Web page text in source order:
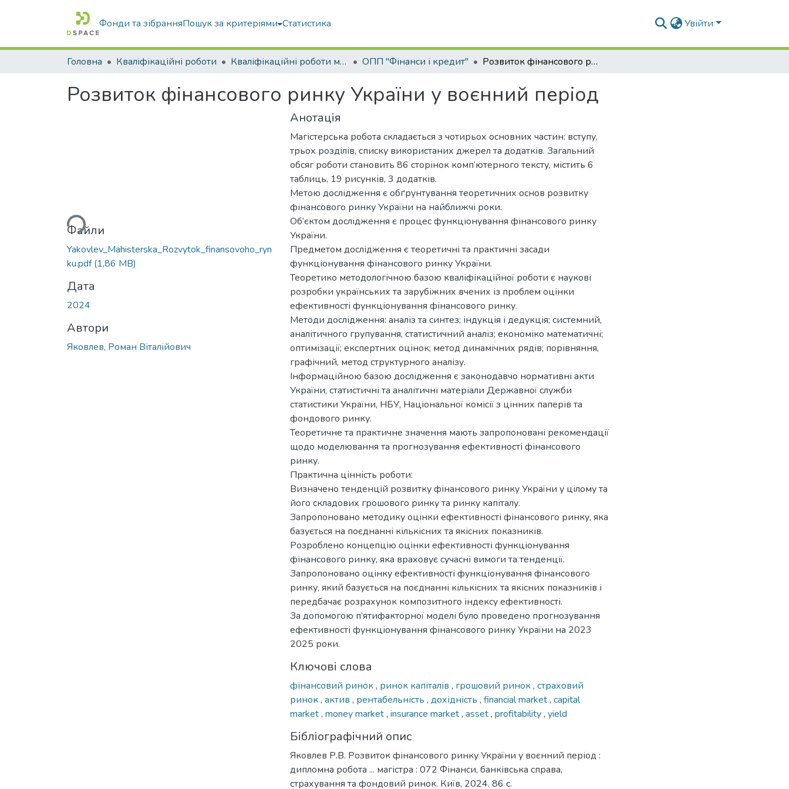
Фонди та зібранняПошук за критеріями Статистика Увійти
Головна Кваліфікаційні роботи Кваліфікаційні роботи магістрів ОПП "Фінанси і кредит" Розвиток фінансового ринку України у воєнний період
Розвиток фінансового ринку України у воєнний період
Вантажиться...
Файли
Yakovlev_Mahisterska_Rozvytok_finansovoho_ryn
ku.pdf(1,86 MB)
Дата
2024
Автори
Яковлев, Роман Віталійович
Анотація
Магістерська робота складається з чотирьох основних частин: вступу,
трьох розділів, списку використаних джерел та додатків. Загальний
обсяг роботи становить 86 сторінок комп’ютерного тексту, містить 6
таблиць, 19 рисунків, 3 додатків.
Метою дослідження є обґрунтування теоретичних основ розвитку
фінансового ринку України на найближчі роки.
Об’єктом дослідження є процес функціонування фінансового ринку
України.
Предметом дослідження є теоретичні та практичні засади
функціонування фінансового ринку України.
Теоретико методологічною базою кваліфікаційної роботи є наукові
розробки українських та зарубіжних вчених із проблем оцінки
ефективності функціонування фінансового ринку.
Методи дослідження: аналіз та синтез; індукція і дедукція; системний,
аналітичного групування, статистичний аналіз; економіко математичні;
оптимізації; експертних оцінок; метод динамічних рядів; порівняння,
графічний, метод структурного аналізу.
Інформаційною базою дослідження є законодавчо нормативні акти
України, статистичні та аналітичні матеріали Державної служби
статистики України, НБУ, Національної комісії з цінних паперів та
фондового ринку.
Теоретичне та практичне значення мають запропоновані рекомендації
щодо моделювання та прогнозування ефективності фінансового
ринку.
Практична цінність роботи:
Визначено тенденцій розвитку фінансового ринку України у цілому та
його складових грошового ринку та ринку капіталу.
Запропоновано методику оцінки ефективності фінансового ринку, яка
базується на поєднанні кількісних та якісних показників.
Розроблено концепцію оцінки ефективності функціонування
фінансового ринку, яка враховує сучасні вимоги та тенденції.
Запропоновано оцінку ефективності функціонування фінансового
ринку, який базується на поєднанні кількісних та якісних показників і
передбачає розрахунок композитного індексу ефективності.
За допомогою п’ятифакторної моделі було проведено прогнозування
ефективності функціонування фінансового ринку України на 2023
2025 роки.
Ключові слова
фінансовий ринок, ринок капіталів , грошовий ринок, страховий
ринок, актив , рентабельність , дохідність , financial market, capital
market, money market, insurance market, asset, profitability, yield
Бібліографічний опис
Яковлев Р.В. Розвиток фінансового ринку України у воєнний період :
дипломна робота ... магістра : 072 Фінанси, банківська справа,
страхування та фондовий ринок. Київ, 2024. 86 с.